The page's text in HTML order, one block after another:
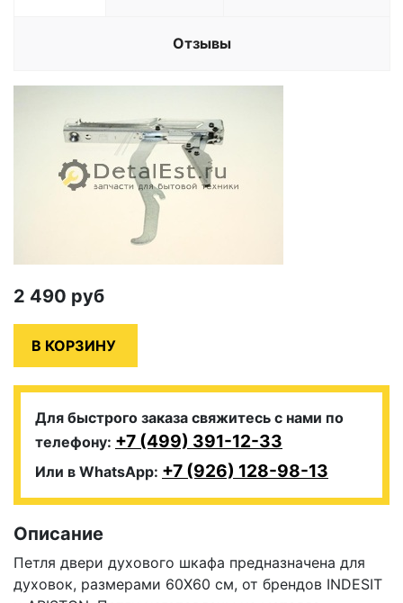
Отзывы
2 490 руб
Для быстрого заказа свяжитесь с нами по
телефону: +7 (499) 391-12-33
Или в WhatsApp: +7 (926) 128-98-13
Описание
Петля двери духового шкафа предназначена для
духовок, размерами 60X60 см, от брендов INDESIT